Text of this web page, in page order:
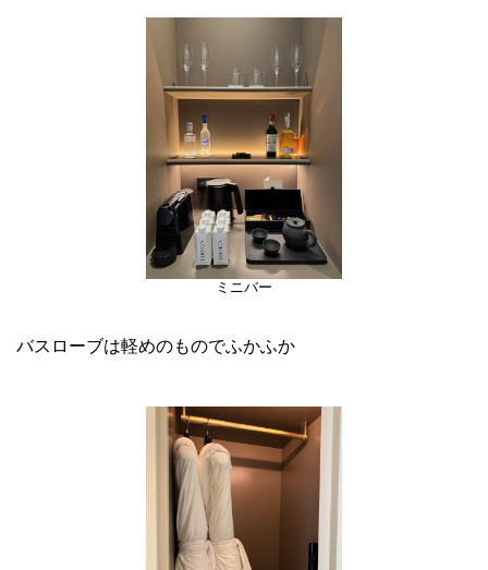
ミニバー
バスローブは軽めのものでふかふか